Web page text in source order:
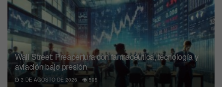
Wall Street: Preapertura con farmacéutica, tecnología y
aviación bajo presión
3 DE AGOSTO DE 2026 595